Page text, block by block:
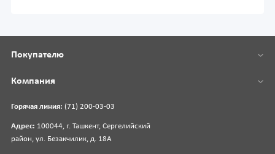
Горячая линия: (71) 200-03-03
Адрес: 100044, г. Ташкент, Сергелийский
район, ул. Безакчилик, д. 18А
Покупателю
Компания